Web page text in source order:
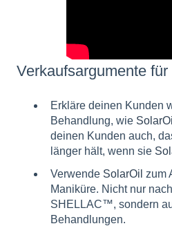
Verkaufsargumente
Erkläre deinen Kunden
Behandlung, wie SolarOil
deinen Kunden auch,
länger hält, wenn sie
Verwende SolarOil zum
Maniküre. Nicht nur
SHELLAC™, sondern
Behandlungen.